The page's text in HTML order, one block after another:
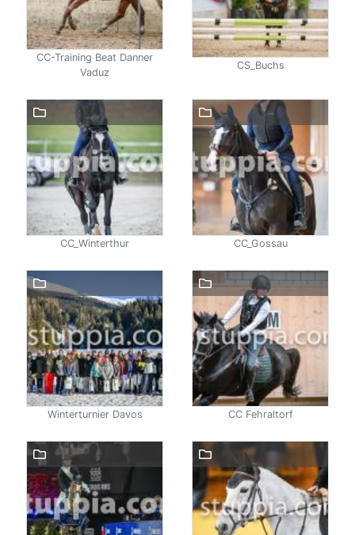
CC-Training Beat Danner
Vaduz
CS_Buchs
CC_Winterthur CC_Gossau
Winterturnier Davos CC Fehraltorf